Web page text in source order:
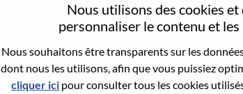
Nous utilisons des cookies
personnaliser le contenu et
Nous souhaitons être transparents sur les
dont nous les utilisons, afin que vous puissiez
cliquer ici pour consulter tous les cookies